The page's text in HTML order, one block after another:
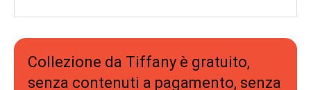
Collezione da Tiffany è gratuito,
senza contenuti a pagamento, senza